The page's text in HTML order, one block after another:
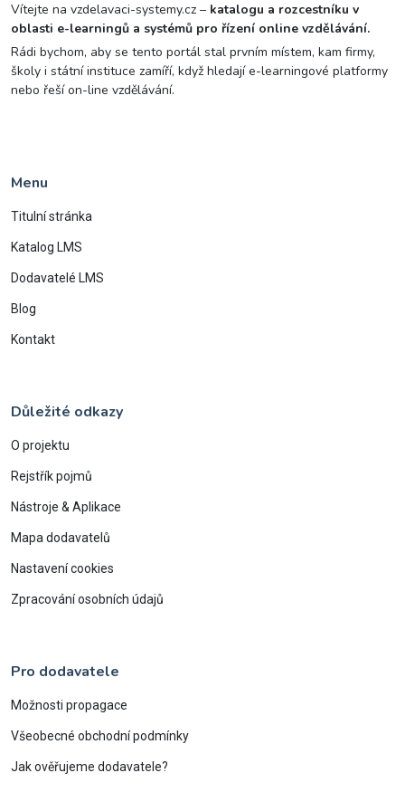
Vítejte na vzdelavaci-systemy.cz – katalogu a rozcestníku v
oblasti e-learningů a systémů pro řízení online vzdělávání.
Rádi bychom, aby se tento portál stal prvním místem, kam firmy,
školy i státní instituce zamíří, když hledají e-learningové platformy
nebo řeší on-line vzdělávání.
Menu
Titulní stránka
Katalog LMS
Dodavatelé LMS
Blog
Kontakt
Důležité odkazy
O projektu
Rejstřík pojmů
Nástroje & Aplikace
Mapa dodavatelů
Nastavení cookies
Zpracování osobních údajů
Pro dodavatele
Možnosti propagace
Všeobecné obchodní podmínky
Jak ověřujeme dodavatele?